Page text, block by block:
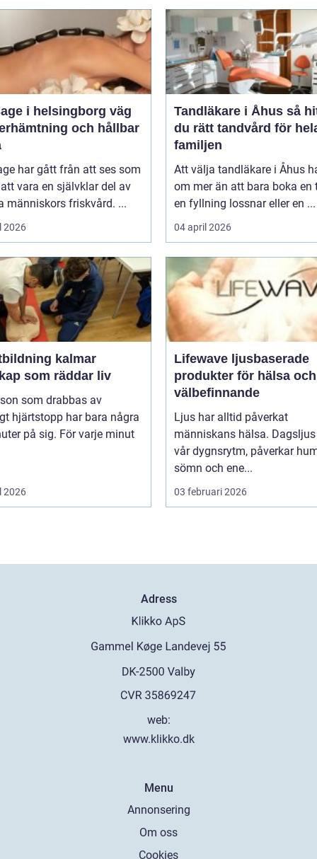
i helsingborg väg
och hållbar
har gått från att ses som
vara en självklar del av
människors friskvård. ...
2026
Tandläkare i Åhus så hittar
du rätt tandvård för
familjen
Att välja tandläkare i Åhus
om mer än att bara boka en
en fyllning lossnar eller en ...
04 april 2026
kalmar
som räddar liv
som drabbas av
hjärtstopp har bara några
på sig. För varje minut
2026
Lifewave ljusbaserade
produkter för hälsa och
välbefinnande
Ljus har alltid påverkat
människans hälsa.
vår dygnsrytm, påverkar
sömn och ene...
03 februari 2026
Adress
web:
www.klikko.dk
Menu
Annonsering
Om oss
Cookies